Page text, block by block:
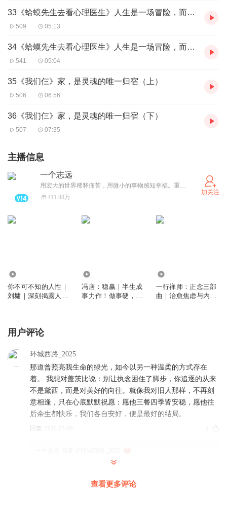
33《蛤蟆先生去看心理医生》人生是一场冒险，而不是一场审判（中）
509 05:13
34《蛤蟆先生去看心理医生》人生是一场冒险，而不是一场审判（下）
541 05:04
35《我们仨》家，是灵魂的唯一归宿（上）
506 06:56
36《我们仨》家，是灵魂的唯一归宿（下）
507 07:35
主播信息
一个志远
用宏大的世界稀释痛苦，用微小的事物感知幸福。重磅新书刘墉《我不是教你诈》，《一行禅师:正念三部曲》，冯唐《稳赢》，欢迎订阅！每周一本书，和百万书友一起好好读书，好好生活。
411.88万
加关注
你不可不知的人性｜
刘墉｜深刻揭露人性
冯唐：稳赢｜半生成
事力作！做事硬，做
一行禅师：正念三部
曲｜治愈焦虑与内耗
用户评论
环城西路_2025
那道曾照亮我生命的绿光，如今以另一种温柔的方式存在
着。 我想对盖茨比说：别让执念困住了脚步，你追逐的从来
不是黛西，而是对美好的向往。就像我对旧人那样，不再刻
意相逢，只在心底默默祝愿：愿他三餐四季皆安稳，愿他往
后余生都快乐，我们各自安好，便是最好的结局。
回复
查看更多评论